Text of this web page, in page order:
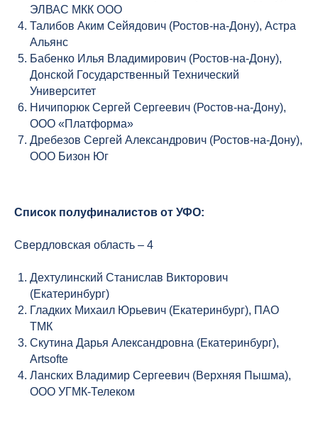
ЭЛВАС МКК ООО
Талибов Аким Сейядович (Ростов-на-Дону), Астра
Альянс
Бабенко Илья Владимирович (Ростов-на-Дону),
Донской Государственный Технический
Университет
Ничипорюк Сергей Сергеевич (Ростов-на-Дону),
ООО «Платформа»
Дребезов Сергей Александрович (Ростов-на-Дону),
ООО Бизон Юг
Список полуфиналистов от УФО:
Свердловская область – 4
Дехтулинский Станислав Викторович
(Екатеринбург)
Гладких Михаил Юрьевич (Екатеринбург), ПАО
ТМК
Скутина Дарья Александровна (Екатеринбург),
Artsofte
Ланских Владимир Сергеевич (Верхняя Пышма),
ООО УГМК-Телеком